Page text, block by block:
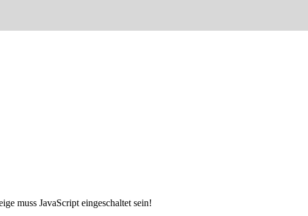
muss JavaScript eingeschaltet sein!